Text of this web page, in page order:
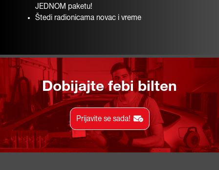
JEDNOM paketu!
Štedi radionicama novac i vreme
Dobijajte febi bilten
Prijavite se sada!